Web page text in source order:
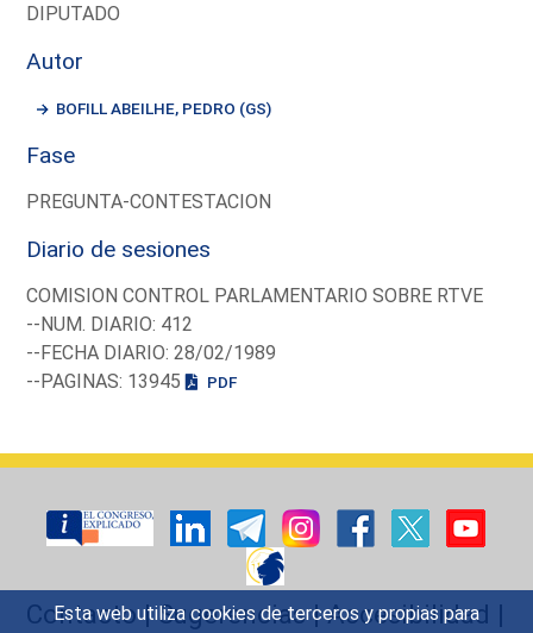
Esta web utiliza cookies de terceros y propias para
DIPUTADO
Autor
BOFILL ABEILHE, PEDRO (GS)
Fase
PREGUNTA-CONTESTACION
Diario de sesiones
COMISION CONTROL PARLAMENTARIO SOBRE RTVE
--NUM. DIARIO: 412
--FECHA DIARIO: 28/02/1989
--PAGINAS: 13945
PDF
Contacto|Sugerencias|Accesibilidad |